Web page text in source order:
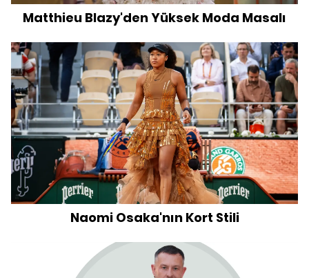
Matthieu Blazy'den Yüksek Moda Masalı
Naomi Osaka'nın Kort Stili